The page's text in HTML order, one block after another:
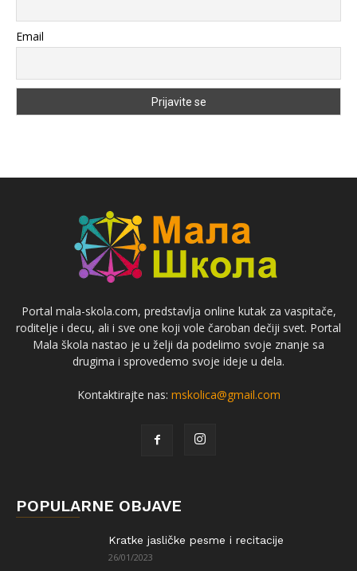
Email
Portal mala-skola.com, predstavlja online kutak za vaspitače,
roditelje i decu, ali i sve one koji vole čaroban dečiji svet. Portal
Mala škola nastao je u želji da podelimo svoje znanje sa
drugima i sprovedemo svoje ideje u dela.
Kontaktirajte nas: mskolica@gmail.com
POPULARNE OBJAVE
Kratke jasličke pesme i recitacije
26/01/2023